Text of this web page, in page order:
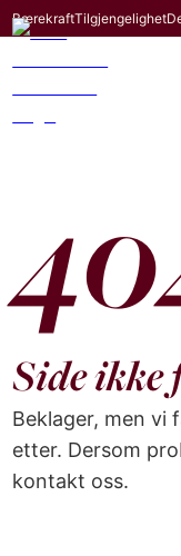
BærekraftTilgjengelighet
Side ikke
Beklager, men vi
etter. Dersom
kontakt oss.